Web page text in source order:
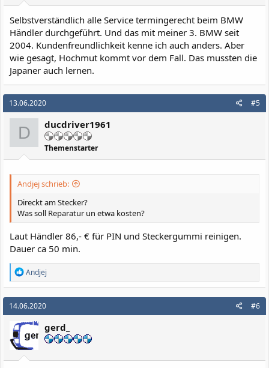
Selbstverständlich alle Service termingerecht beim BMW
Händler durchgeführt. Und das mit meiner 3. BMW seit
2004. Kundenfreundlichkeit kenne ich auch anders. Aber
wie gesagt, Hochmut kommt vor dem Fall. Das mussten die
Japaner auch lernen.
13.06.2020 #5
D ducdriver1961
Themenstarter
Andjej schrieb:
Direckt am Stecker?
Was soll Reparatur un etwa kosten?
Laut Händler 86,- € für PIN und Steckergummi reinigen.
Dauer ca 50 min.
R
e
a
k
t
n
e
n
Andjej
14.06.2020 #6
gerd_